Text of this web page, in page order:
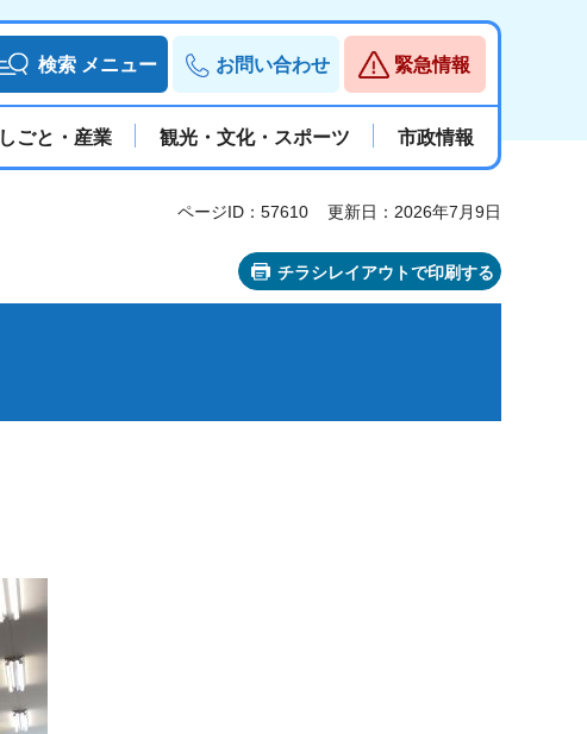
検索 メニュー お問い合わせ 緊急情報
しごと・産業 観光・文化・スポーツ 市政情報
ページID：57610 更新日：2026年7月9日
チラシレイアウトで印刷する